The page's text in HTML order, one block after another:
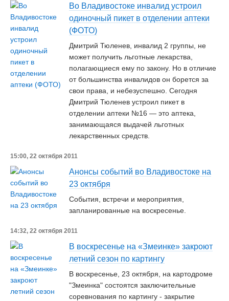
Во Владивостоке инвалид устроил
одиночный пикет в отделении аптеки
(ФОТО)
Дмитрий Тюленев, инвалид 2 группы, не
может получить льготные лекарства,
полагающиеся ему по закону. Но в отличие
от большинства инвалидов он борется за
свои права, и небезуспешно. Сегодня
Дмитрий Тюленев устроил пикет в
отделении аптеки №16 — это аптека,
занимающаяся выдачей льготных
лекарственных средств.
15:00, 22 октября 2011
Анонсы событий во Владивостоке на
23 октября
События, встречи и мероприятия,
запланированные на воскресенье.
14:32, 22 октября 2011
В воскресенье на «Змеинке» закроют
летний сезон по картингу
В воскресенье, 23 октября, на картодроме
"Змеинка" состоятся заключительные
соревнования по картингу - закрытие